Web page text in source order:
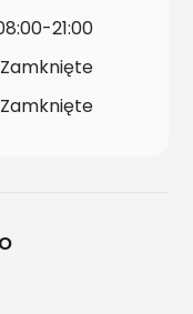
21:00
Zamknięte
Zamknięte